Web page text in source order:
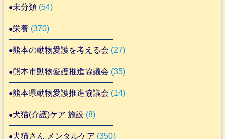
未分類 (54)
栄養 (370)
熊本の動物愛護を考える会 (27)
熊本市動物愛護推進協議会 (35)
熊本県動物愛護推進協議会 (14)
犬猫(介護)ケア 施設 (8)
犬猫さん メンタルケア (350)